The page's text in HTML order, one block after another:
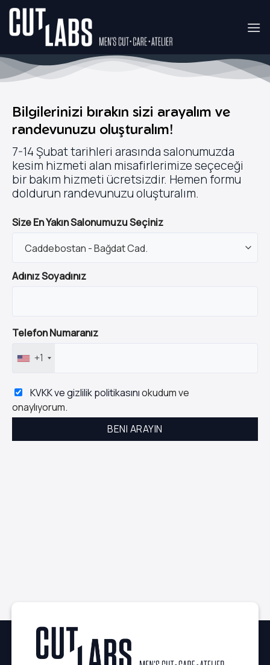
İçeriğe
Bilgilerinizi bırakın sizi arayalım ve
randevunuzu oluşturalım!
7-14 Şubat tarihleri arasında salonumuzda
kesim hizmeti alan misafirlerimize seçeceği
bir bakım hizmeti ücretsizdir. Hemen formu
doldurun randevunuzu oluşturalım.
Size En Yakın Salonumuzu Seçiniz
Adınız Soyadınız
Telefon Numaranız
+1
KVKK ve gizlilik politikasınıokudum ve
onaylıyorum.